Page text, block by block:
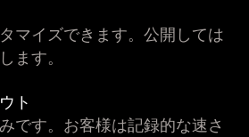
マイズできます。公開しては
ます。
ト
です。お客様は記録的な速さ